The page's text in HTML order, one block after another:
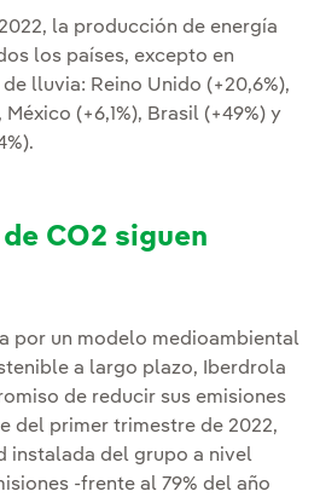
la producción de energía
los países, excepto en
lluvia: Reino Unido (+20,6%),
(+6,1%), Brasil (+49%) y
CO2 siguen
por un modelo medioambiental
a largo plazo, Iberdrola
de reducir sus emisiones
del primer trimestre de 2022,
instalada del grupo a nivel
-frente al 79% del año